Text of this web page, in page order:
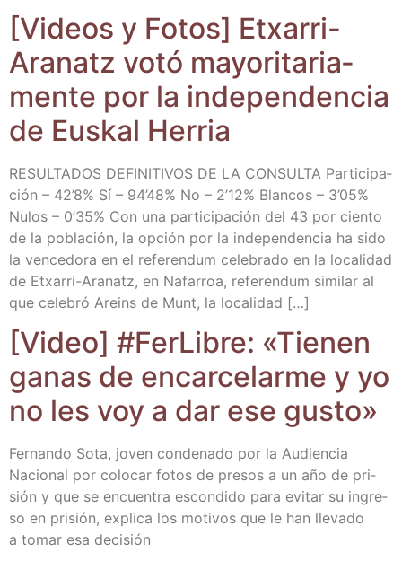
[Videos y Fotos] Etxa­rri-
Ara­natz votó mayo­ri­ta­ria­
men­te por la inde­pen­den­cia
de Eus­kal Herria
RESULTADOS DEFINITIVOS DE LA CONSULTA Par­ti­ci­pa­
ción – 42’8% Sí – 94’48% No – 2’12% Blan­cos – 3’05%
Nulos – 0’35% Con una par­ti­ci­pa­ción del 43 por cien­to
de la pobla­ción, la opción por la inde­pen­den­cia ha sido
la ven­ce­do­ra en el refe­ren­dum cele­bra­do en la loca­li­dad
de Etxa­­rri-Ara­­natz, en Nafa­rroa, refe­ren­dum simi­lar al
que cele­bró Areins de Munt, la localidad […]
[Video] #Fer­Li­bre: «Tie­nen
ganas de encar­ce­lar­me y yo
no les voy a dar ese gusto»
Fer­nan­do Sota, joven con­de­na­do por la Audien­cia
Nacio­nal por colo­car fotos de pre­sos a un año de pri­
sión y que se encuen­tra escon­di­do para evi­tar su ingre­
so en pri­sión, expli­ca los moti­vos que le han lle­va­do
a tomar esa decisión